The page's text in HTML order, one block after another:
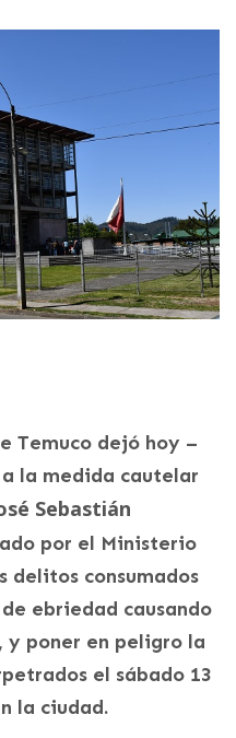
Temuco dejó hoy –
la medida cautelar
Sebastián
por el Ministerio
delitos consumados
ebriedad causando
y poner en peligro la
el sábado 13
la ciudad.